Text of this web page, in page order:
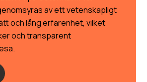
av ett vetenskapligt
och lång erfarenhet, vilket
och transparent